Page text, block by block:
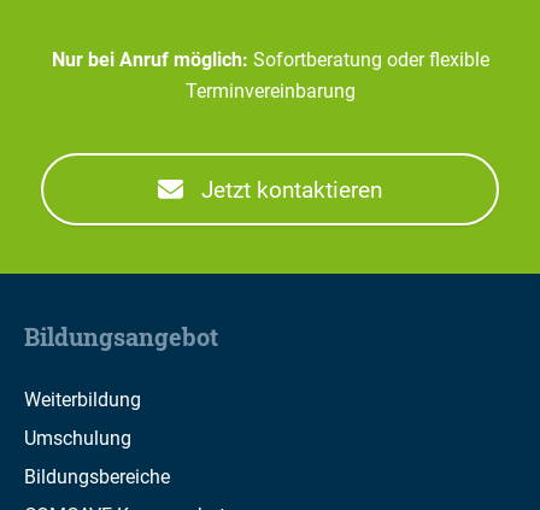
Nur bei Anruf möglich: Sofortberatung oder flexible
Terminvereinbarung
Jetzt kontaktieren
Bildungsangebot
Weiterbildung
Umschulung
Bildungsbereiche